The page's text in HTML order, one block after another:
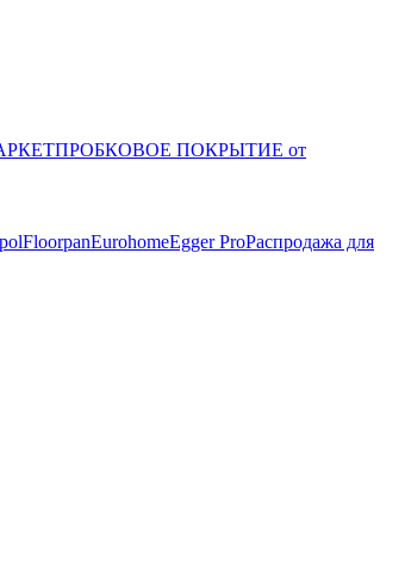
ПРОБКОВОЕ ПОКРЫТИЕ от
FloorpanEurohomeEgger ProРаспродажа для